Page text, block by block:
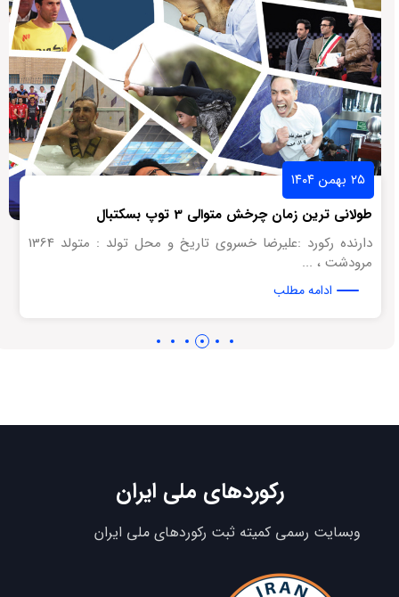
۲۵ بهمن ۱۴۰۴
طولانی ترین زمان چرخش متوالی 3 توپ بسکتبال
دارنده رکورد :علیرضا خسروی تاریخ و محل تولد : متولد 1364
مرودشت ، ...
ادامه مطلب
رکوردهای ملی ایران
وبسایت رسمی کمیته ثبت رکوردهای ملی ایران